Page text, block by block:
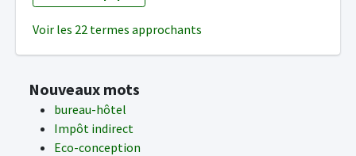
Voir les 22 termes approchants
Nouveaux mots
bureau-hôtel
Impôt indirect
Eco-conception